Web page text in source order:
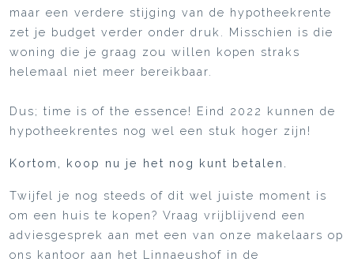
maar een verdere stijging van de hypotheekrente
zet je budget verder onder druk. Misschien is die
woning die je graag zou willen kopen straks
helemaal niet meer bereikbaar.
Dus; time is of the essence! Eind 2022 kunnen de
hypotheekrentes nog wel een stuk hoger zijn!
Kortom, koop nu je het nog kunt betalen.
Twijfel je nog steeds of dit wel juiste moment is
om een huis te kopen? Vraag vrijblijvend een
adviesgesprek aan met een van onze makelaars op
ons kantoor aan het Linnaeushof in de